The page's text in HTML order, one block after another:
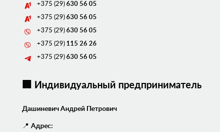
+375 (29) 630 56 05
+375 (29) 630 56 05
+375 (29) 630 56 05
+375 (29) 115 26 26
+375 (29) 630 56 05
🏢 Индивидуальный предприниматель
Дашиневич Андрей Петрович
📍 Адрес: